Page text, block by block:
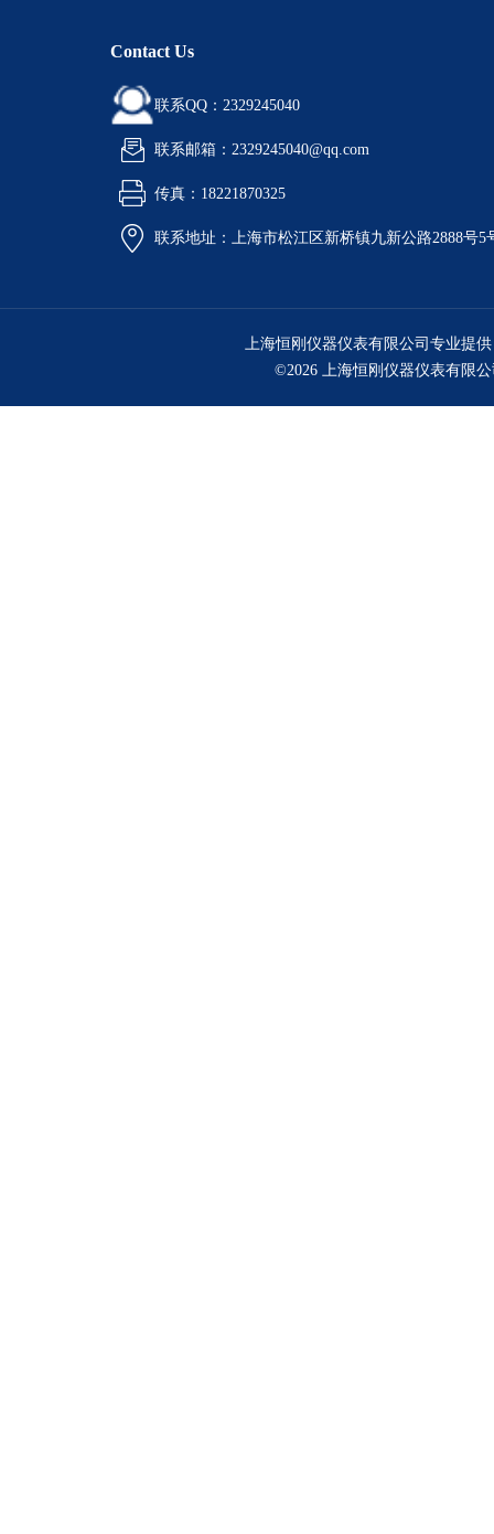
Contact Us
联系QQ：2329245040
联系邮箱：2329245040@qq.com
传真：18221870325
联系地址：上海市松江区新桥镇九新公路2888号5
上海恒刚仪器仪表有限公司专业提
©2026 上海恒刚仪器仪表有限